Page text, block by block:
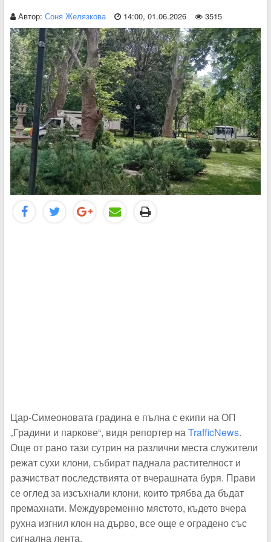
Автор: Соня Желязкова 14:00, 01.06.2026 3515
Цар-Симеоновата градина е пълна с екипи на ОП
„Градини и паркове“, видя репортер наTrafficNews.
Още от рано тази сутрин на различни места служители
режат сухи клони, събират паднала растителност и
разчистват последствията от вчерашната буря. Прави
се оглед за изсъхнали клони, които трябва да бъдат
премахнати. Междувременно мястото, където вчера
рухна изгнил клон на дърво, все още е оградено със
сигнална лента.